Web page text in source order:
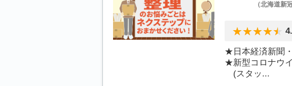
（北海道新
★日本経済新聞
★新型コロナウ
(スタッ...